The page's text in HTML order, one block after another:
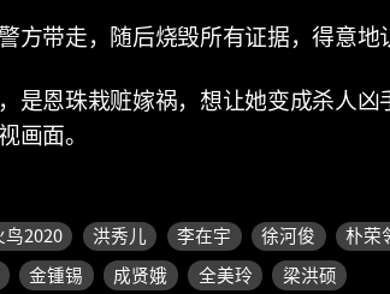
方带走，随后烧毁所有证据，得意地
是恩珠栽赃嫁祸，想让她变成杀人
画面。
鸟2020 洪秀儿 李在宇 徐河俊 朴荣
金锺锡 成贤娥 全美玲 梁洪硕